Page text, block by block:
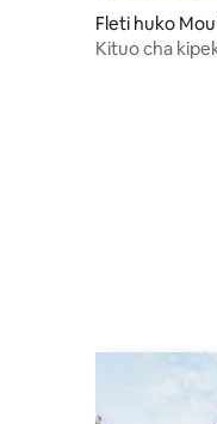
Fleti huko
Kituo cha